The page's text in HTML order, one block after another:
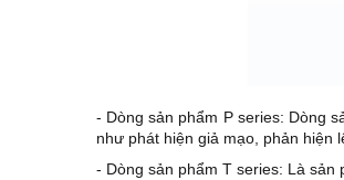
- Dòng sản phẩm P series: Dòng
như phát hiện giả mạo, phản hiện
- Dòng sản phẩm T series: Là sản